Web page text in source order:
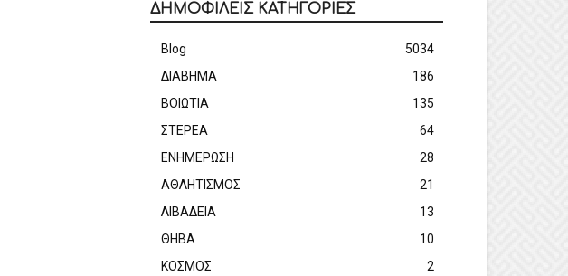
ΔΗΜΟΦΙΛΕΙΣ ΚΑΤΗΓΟΡΙΕΣ
Blog
5034
ΔΙΑΒΗΜΑ
186
ΒΟΙΩΤΙΑ
135
ΣΤΕΡΕΑ
64
ΕΝΗΜΕΡΩΣΗ
28
ΑΘΛΗΤΙΣΜΟΣ
21
ΛΙΒΑΔΕΙΑ
13
ΘΗΒΑ
10
ΚΟΣΜΟΣ
2